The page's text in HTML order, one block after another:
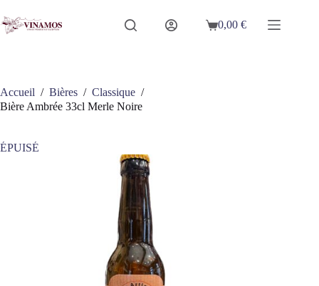
au
contenu
Panier
0,00€
Accueil / Bières / Classique /
Bière Ambrée 33cl Merle Noire
ÉPUISÉ